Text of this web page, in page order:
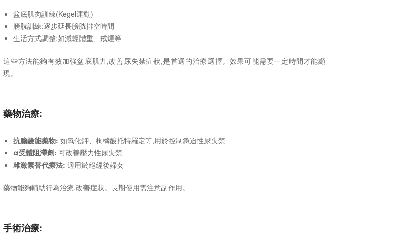
盆底肌肉訓練(Kegel運動)
膀胱訓練:逐步延長膀胱排空時間
生活方式調整:如減輕體重、戒煙等
這些方法能夠有效加強盆底肌力,改善尿失禁症狀,是首選的治療選擇。效果可能需要一定時間才能顯
現。
藥物治療:
抗膽鹼能藥物: 如氧化鉀、枸櫞酸托特羅定等,用於控制急迫性尿失禁
α受體阻滯劑: 可改善壓力性尿失禁
雌激素替代療法: 適用於絕經後婦女
藥物能夠輔助行為治療,改善症狀。長期使用需注意副作用。
手術治療: